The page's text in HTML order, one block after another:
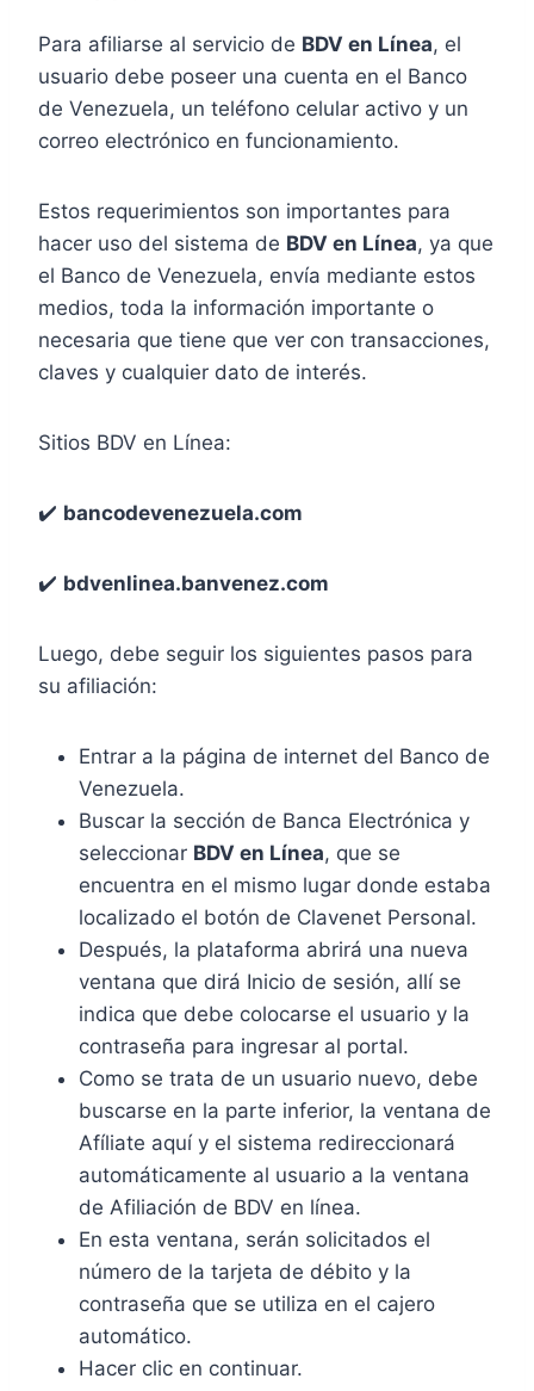
Para afiliarse al servicio de BDV en Línea, el
usuario debe poseer una cuenta en el Banco
de Venezuela, un teléfono celular activo y un
correo electrónico en funcionamiento.
Estos requerimientos son importantes para
hacer uso del sistema de BDV en Línea, ya que
el Banco de Venezuela, envía mediante estos
medios, toda la información importante o
necesaria que tiene que ver con transacciones,
claves y cualquier dato de interés.
Sitios BDV en Línea:
✔️ bancodevenezuela.com
✔️ bdvenlinea.banvenez.com
Luego, debe seguir los siguientes pasos para
su afiliación:
Entrar a la página de internet del Banco de
Venezuela.
Buscar la sección de Banca Electrónica y
seleccionar BDV en Línea, que se
encuentra en el mismo lugar donde estaba
localizado el botón de Clavenet Personal.
Después, la plataforma abrirá una nueva
ventana que dirá Inicio de sesión, allí se
indica que debe colocarse el usuario y la
contraseña para ingresar al portal.
Como se trata de un usuario nuevo, debe
buscarse en la parte inferior, la ventana de
Afíliate aquí y el sistema redireccionará
automáticamente al usuario a la ventana
de Afiliación de BDV en línea.
En esta ventana, serán solicitados el
número de la tarjeta de débito y la
contraseña que se utiliza en el cajero
automático.
Hacer clic en continuar.